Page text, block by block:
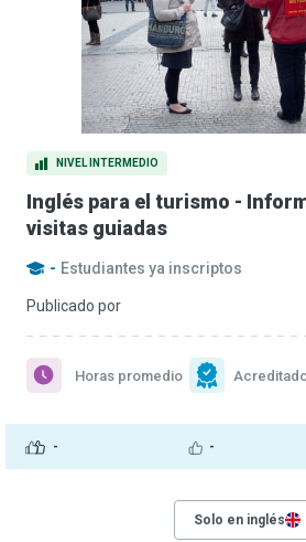
NIVEL INTERMEDIO
Inglés para el turismo -
visitas guiadas
- Estudiantes ya inscriptos
Publicado por
- -
Horas promedio
Solo en inglés